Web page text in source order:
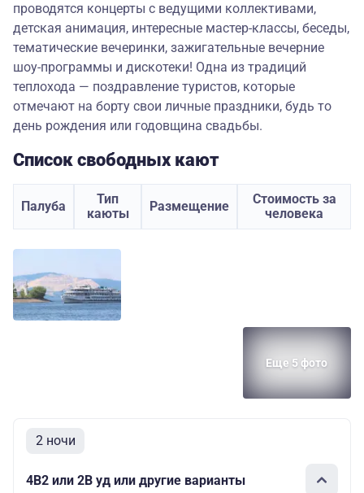
проводятся концерты с ведущими коллективами,
детская анимация, интересные мастер-классы, беседы,
тематические вечеринки, зажигательные вечерние
шоу-программы и дискотеки! Одна из традиций
теплохода — поздравление туристов, которые
отмечают на борту свои личные праздники, будь то
день рождения или годовщина свадьбы.
Список свободных кают
Палуба
Тип
каюты
Размещение
Стоимость за
человека
Еще 5 фото
2 ночи
4В2 или 2В уд или другие варианты